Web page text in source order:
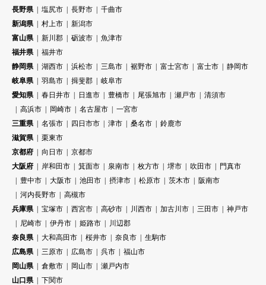
長野県
塩尻市 長野市
千曲市
新潟県
村上市
新潟市
富山県
新川郡 砺波市
魚津市
福井県
福井市
静岡県
湖西市 浜松市 三島市 裾野市 富士宮市 富士市
静岡市
岐阜県
羽島市 揖斐郡
岐阜市
愛知県
春日井市 日進市 豊橋市 尾張旭市 瀬戸市
清須市
高浜市
岡崎市 名古屋市
一宮市
三重県
名張市 四日市市 津市 桑名市
鈴鹿市
滋賀県
栗東市
京都府
向日市
京都市
大阪府
岸和田市 箕面市 泉南市 枚方市 堺市 吹田市
門真市
豊中市
大阪市 池田市 摂津市 松原市 茨木市
阪南市
河内長野市
高槻市
兵庫県
宝塚市 西宮市 高砂市 川西市 加古川市 三田市
神戸市
尼崎市
伊丹市 姫路市
川辺郡
奈良県
大和高田市 桜井市 奈良市
生駒市
広島県
三原市 広島市 呉市
福山市
岡山県
倉敷市 岡山市
瀬戸内市
山口県
下関市